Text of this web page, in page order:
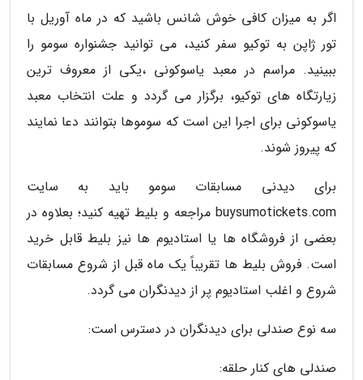
اگر به میزان کافی خوش شانس باشید که در ماه آوریل با
تور ژاپن به توکیو سفر کنید، می توانید جشنواره سومو را
ببینید. مراسم در معبد یاسوکونی ،یکی از معروف ترین
زیارتگاه های توکیو، برگزار می گردد و علت انتخاب معبد
یاسوکونی برای اجرا این است که سوموها بتوانند دعا نمایند
که پیروز شوند.
برای دیدنی مسابقات سومو باید به سایت
buysumotickets.com مراجعه و بلیط تهیه کنید؛ بعلاوه در
بعضی از فروشگاه ها یا استادیوم ها نیز بلیط قابل خرید
است. فروش بلیط ها تقریباً یک ماه قبل از شروع مسابقات
شروع و اغلب استادیوم پر از دیدنگران می گردد.
سه نوع صندلی برای دیدنگران در دسترس است:
صندلی های کنار حلقه: